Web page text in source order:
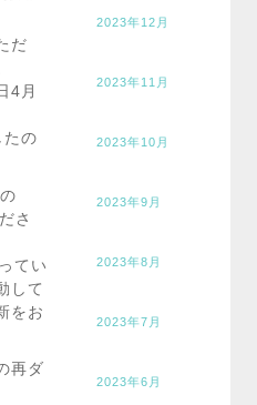
だ
4月
の
さ
てい
して
をお
再ダ
2023年12月
2023年11月
2023年10月
2023年9月
2023年8月
2023年7月
2023年6月